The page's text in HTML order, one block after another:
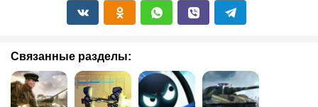
Связанные разделы: